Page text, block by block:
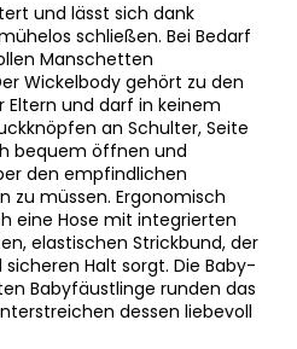
und lässt sich dank
schließen. Bei Bedarf
Manschetten
Wickelbody gehört zu den
und darf in keinem
an Schulter, Seite
bequem öffnen und
den empfindlichen
zu müssen. Ergonomisch
eine Hose mit integrierten
elastischen Strickbund, der
Halt sorgt. Die Baby-
Babyfäustlinge runden das
dessen liebevoll